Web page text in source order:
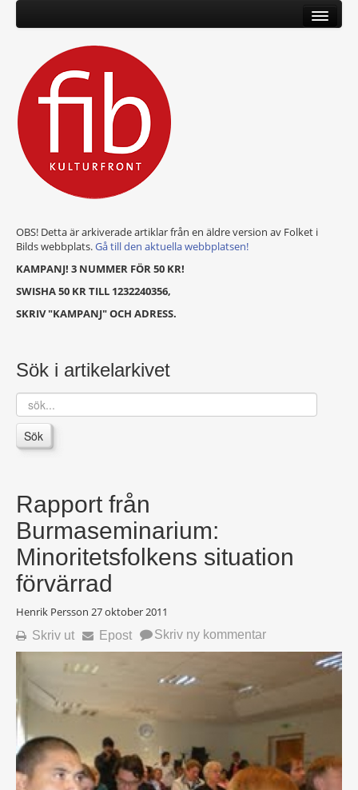
OBS! Detta är arkiverade artiklar från en äldre version av Folket i
Bilds webbplats.Gå till den aktuella webbplatsen!
KAMPANJ! 3 NUMMER FÖR 50 KR!
SWISHA 50 KR TILL 1232240356,
SKRIV "KAMPANJ" OCH ADRESS.
Sök i artikelarkivet
sök...
Sök
Rapport från
Burmaseminarium:
Minoritetsfolkens situation
förvärrad
Henrik Persson 27 oktober 2011
Skriv ut Epost Skriv ny kommentar